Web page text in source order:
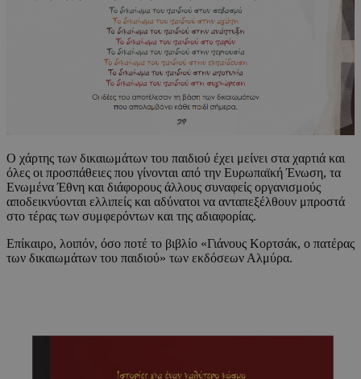
Ο χάρτης των δικαιωμάτων του παιδιού έχει μείνει στα χαρτιά και
όλες οι προσπάθειες που γίνονται από την Ευρωπαϊκή Ένωση, τα
Ενωμένα Έθνη και διάφορους άλλους συναφείς οργανισμούς
αποδεικνύονται ελλιπείς και αδύνατοι να ανταπεξέλθουν μπροστά
στο τέρας των συμφερόντων και της αδιαφορίας.
Επίκαιρο, λοιπόν, όσο ποτέ το βιβλίο «Γιάνους Κορτσάκ, ο πατέρας
των δικαιωμάτων του παιδιού» των εκδόσεων Αλμύρα.